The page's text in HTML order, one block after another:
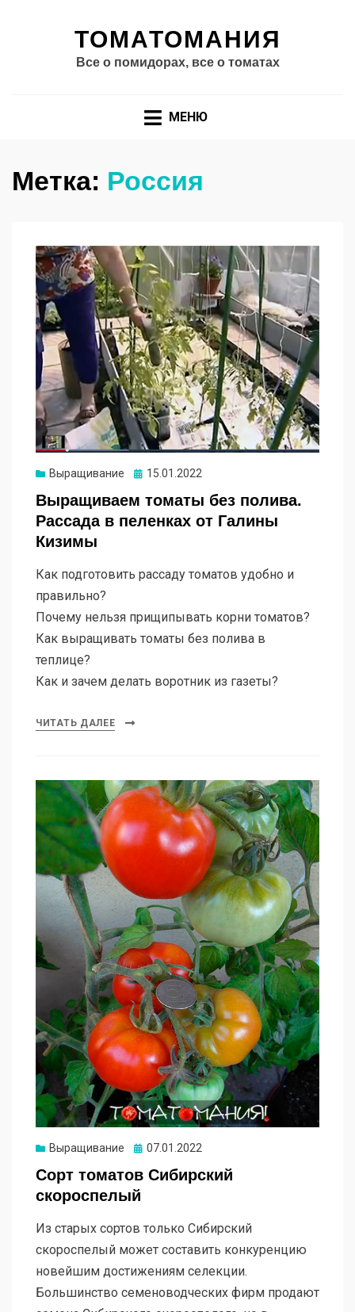
ТОМАТОМАНИЯ
Все о помидорах, все о томатах
МЕНЮ
Метка: Россия
Выращивание Опубликовано
15.01.2022
Выращиваем томаты без полива.
Рассада в пеленках от Галины
Кизимы
Как подготовить рассаду томатов удобно и
правильно?
Почему нельзя прищипывать корни томатов?
Как выращивать томаты без полива в
теплице?
Как и зачем делать воротник из газеты?
ЧИТАТЬ ДАЛЕЕ
Выращивание Опубликовано
07.01.2022
Сорт томатов Сибирский
скороспелый
Из старых сортов только Сибирский
скороспелый может составить конкуренцию
новейшим достижениям селекции.
Большинство семеноводческих фирм продают